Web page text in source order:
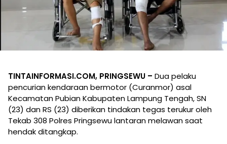
TINTAINFORMASI.COM, PRINGSEWU – Dua pelaku
pencurian kendaraan bermotor (Curanmor) asal
Kecamatan Pubian Kabupaten Lampung Tengah, SN
(23) dan RS (23) diberikan tindakan tegas terukur oleh
Tekab 308 Polres Pringsewu lantaran melawan saat
hendak ditangkap.